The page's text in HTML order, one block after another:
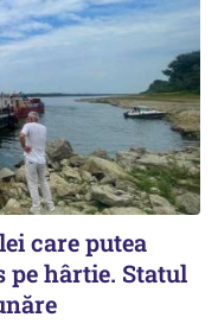
care putea
pe hârtie. Statul